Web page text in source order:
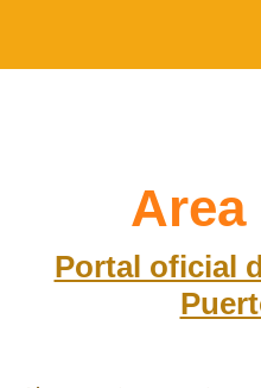
Area
Portal oficial